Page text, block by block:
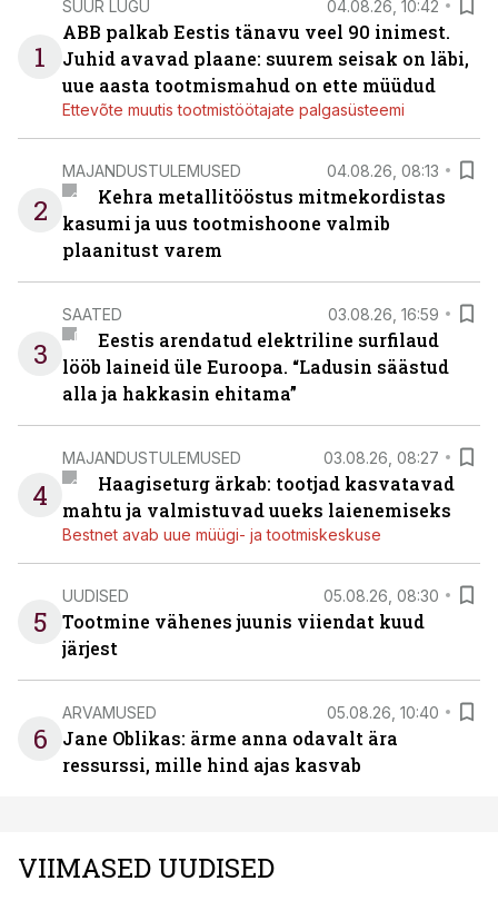
1
SUUR LUGU 04.08.26, 10:42
ABB palkab Eestis tänavu veel 90 inimest.
Juhid avavad plaane: suurem seisak on läbi,
uue aasta tootmismahud on ette müüdud
Ettevõte muutis tootmistöötajate palgasüsteemi
2
MAJANDUSTULEMUSED 04.08.26, 08:13
Kehra metallitööstus mitmekordistas
kasumi ja uus tootmishoone valmib
plaanitust varem
3
SAATED 03.08.26, 16:59
Eestis arendatud elektriline surfilaud
lööb laineid üle Euroopa. “Ladusin säästud
alla ja hakkasin ehitama”
4
MAJANDUSTULEMUSED 03.08.26, 08:27
Haagiseturg ärkab: tootjad kasvatavad
mahtu ja valmistuvad uueks laienemiseks
Bestnet avab uue müügi- ja tootmiskeskuse
5
UUDISED 05.08.26, 08:30
Tootmine vähenes juunis viiendat kuud
järjest
6
ARVAMUSED 05.08.26, 10:40
Jane Oblikas: ärme anna odavalt ära
ressurssi, mille hind ajas kasvab
VIIMASED UUDISED